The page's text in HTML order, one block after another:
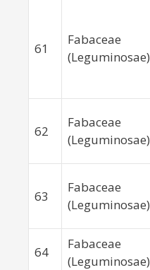
61
Fabaceae
(Leguminosae)
62
Fabaceae
(Leguminosae)
63
Fabaceae
(Leguminosae)
64
Fabaceae
(Leguminosae)